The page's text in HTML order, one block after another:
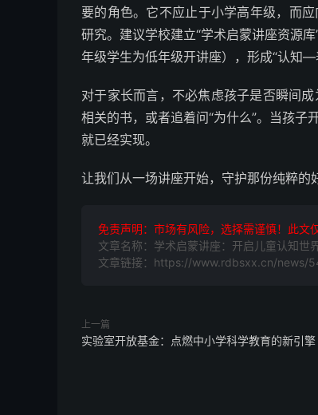
要的角色。它不应止于小学高年级，而
研究。建议学校建立“学术启蒙讲座资源
年级学生为低年级开讲座），形成“认知—
对于家长而言，不必焦虑孩子是否瞬间
相关的书，或者追着问“为什么”。当孩
就已经实现。
让我们从一场讲座开始，守护那份纯粹的
免责声明：市场有风险，选择需谨慎！此文
文章名称：学术启蒙讲座：开启儿童认知世
文章链接：https://www.rdbsxx.cn/news/
上一篇
实验室开放基金：点燃中小学科学教育的新引擎